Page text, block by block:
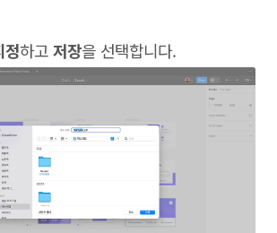
정하고저장을 선택합니다.